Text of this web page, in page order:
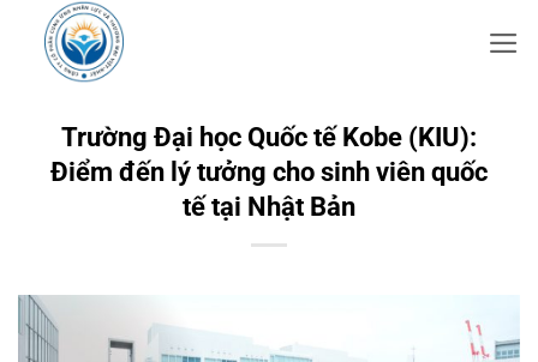
Trường Đại học Quốc tế Kobe (KIU):
Điểm đến lý tưởng cho sinh viên quốc
tế tại Nhật Bản